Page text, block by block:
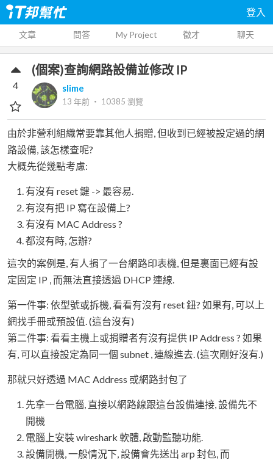
登入
文章 問答 My Project 徵才 聊天
(個案)查詢網路設備並修改 IP
slime
13 年前 ‧ 10385 瀏覽
4
由於非營利組織常要靠其他人捐贈, 但收到已經被設定過的網
路設備, 該怎樣查呢?
大概先從幾點考慮:
有沒有 reset 鍵 -> 最容易.
有沒有把 IP 寫在設備上?
有沒有 MAC Address ?
都沒有時, 怎辦?
這次的案例是, 有人捐了一台網路印表機, 但是裏面已經有設
定固定 IP , 而無法直接透過 DHCP 連線.
第一件事: 依型號或拆機, 看看有沒有 reset 鈕? 如果有, 可以上
網找手冊或預設值. (這台沒有)
第二件事: 看看主機上或捐贈者有沒有提供 IP Address ? 如果
有, 可以直接設定為同一個 subnet , 連線進去. (這次剛好沒有.)
那就只好透過 MAC Address 或網路封包了
先拿一台電腦, 直接以網路線跟這台設備連接, 設備先不
開機
電腦上安裝 wireshark 軟體, 啟動監聽功能.
設備開機, 一般情況下, 設備會先送出 arp 封包, 而